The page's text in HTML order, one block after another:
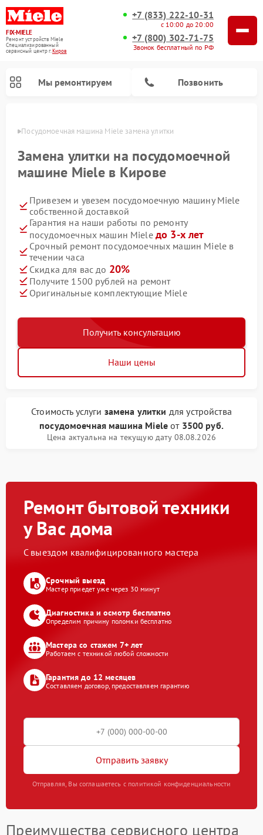
FIX-MIELE
Ремонт устройств Miele
Специализированный
cервисный центр г.Киров
+7 (833) 222-10-31
с 10:00 до 20:00
+7 (800) 302-71-75
Звонок бесплатный по РФ
Мы ремонтируем Позвонить
Посудомоечная машина Miele замена улитки
Замена улитки на посудомоечной
машине Miele в Кирове
Привезем и увезем посудомоечную машину Miele
собственной доставкой
Гарантия на наши работы по ремонту
посудомоечных машин Miele до 3-х лет
Срочный ремонт посудомоечных машин Miele в
течении часа
Скидка для вас до 20%
Получите 1500 рублей на ремонт
Оригинальные комплектующие Miele
Получить консультацию
Наши цены
Стоимость услуги замена улитки для устройства
посудомоечная машина Mieleот 3500 руб.
Цена актуальна на текущую дату 08.08.2026
Ремонт бытовой техники
у Вас дома
С выездом квалифицированного мастера
Срочный выезд
Мастер приедет уже через 30 минут
Диагностика и осмотр бесплатно
Определим причину поломки бесплатно
Мастера со стажем 7+ лет
Работаем с техникой любой сложности
Гарантия до 12 месяцев
Составляем договор, предоставляем гарантию
Отправить заявку
Отправляя, Вы соглашаетесь с политикой конфиденциальности
Преимущества сервисного центра